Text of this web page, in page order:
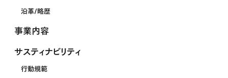
沿革/略歴
事業内容
サスティナビリティ
行動規範